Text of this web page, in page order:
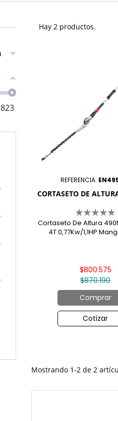
Hay 2 productos.
REFERENCIA:
CORTASETO DE
Cortaseto De Altura
4T 0,77Kw/1,1HP
$870.190
$800.575
Comprar
Cotizar
Mostrando 1-2 de 2